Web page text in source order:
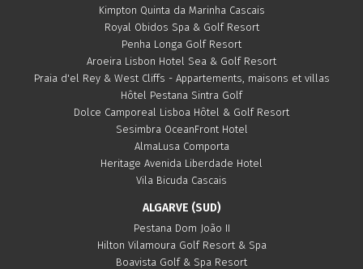
Kimpton Quinta da Marinha Cascais
Royal Obidos Spa & Golf Resort
Penha Longa Golf Resort
Aroeira Lisbon Hotel Sea & Golf Resort
Praia d'el Rey & West Cliffs - Appartements, maisons et villas
Hôtel Pestana Sintra Golf
Dolce Camporeal Lisboa Hôtel & Golf Resort
Sesimbra OceanFront Hotel
AlmaLusa Comporta
Heritage Avenida Liberdade Hotel
Vila Bicuda Cascais
ALGARVE (SUD)
Pestana Dom João II
Hilton Vilamoura Golf Resort & Spa
Boavista Golf & Spa Resort